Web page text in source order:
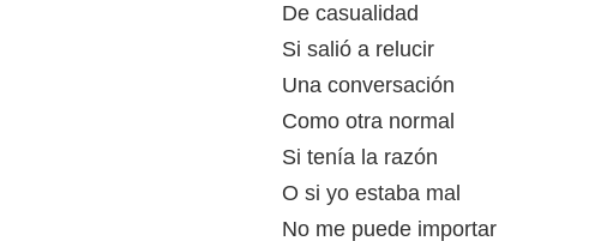
De casualidad
Si salió a relucir
Una conversación
Como otra normal
Si tenía la razón
O si yo estaba mal
No me puede importar